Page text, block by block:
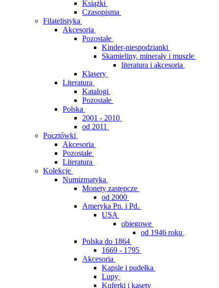
Książki
Czasopisma
Filatelistyka
Akcesoria
Pozostałe
Kinder-niespodzianki
Skamieliny, minerały i muszle
literatura i akcesoria
Klasery
Literatura
Katalogi
Pozostałe
Polska
2001 - 2010
od 2011
Pocztówki
Akcesoria
Pozostałe
Literatura
Kolekcje
Numizmatyka
Monety zastępcze
od 2000
Ameryka Pn. i Pd.
USA
obiegowe
od 1946 roku
Polska do 1864
1669 - 1795
Akcesoria
Kapsle i pudełka
Lupy
Kuferki i kasety